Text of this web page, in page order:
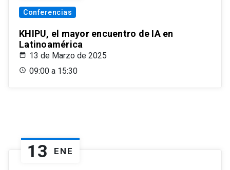
Conferencias
KHIPU, el mayor encuentro de IA en
Latinoamérica
13 de Marzo de 2025
09:00 a 15:30
13 ENE